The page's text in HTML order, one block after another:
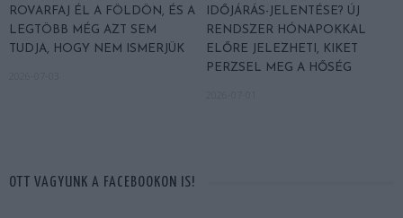
ROVARFAJ ÉL A FÖLDÖN, ÉS A
LEGTÖBB MÉG AZT SEM
TUDJA, HOGY NEM ISMERJÜK
IDŐJÁRÁS-JELENTÉSE? ÚJ
RENDSZER HÓNAPOKKAL
ELŐRE JELEZHETI, KIKET
PERZSEL MEG A HŐSÉG
OTT VAGYUNK A FACEBOOKON IS!